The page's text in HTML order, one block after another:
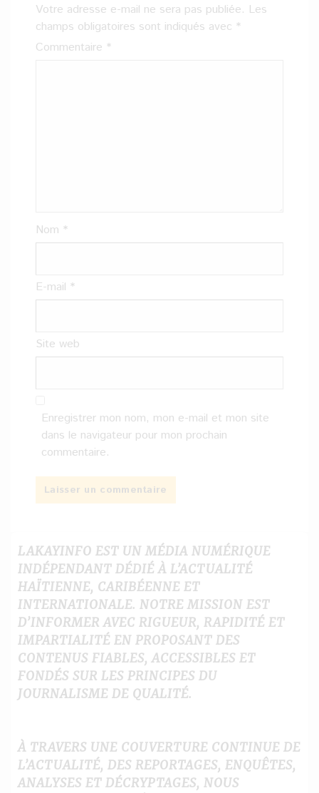
Votre adresse e-mail ne sera pas publiée. Les
champs obligatoires sont indiqués avec *
Commentaire *
Nom *
E-mail *
Site web
Enregistrer mon nom, mon e-mail et mon site
dans le navigateur pour mon prochain
commentaire.
LAKAYINFO EST UN MÉDIA NUMÉRIQUE
INDÉPENDANT DÉDIÉ À L’ACTUALITÉ
HAÏTIENNE, CARIBÉENNE ET
INTERNATIONALE. NOTRE MISSION EST
D’INFORMER AVEC RIGUEUR, RAPIDITÉ ET
IMPARTIALITÉ EN PROPOSANT DES
CONTENUS FIABLES, ACCESSIBLES ET
FONDÉS SUR LES PRINCIPES DU
JOURNALISME DE QUALITÉ.
À TRAVERS UNE COUVERTURE CONTINUE DE
L’ACTUALITÉ, DES REPORTAGES, ENQUÊTES,
ANALYSES ET DÉCRYPTAGES, NOUS